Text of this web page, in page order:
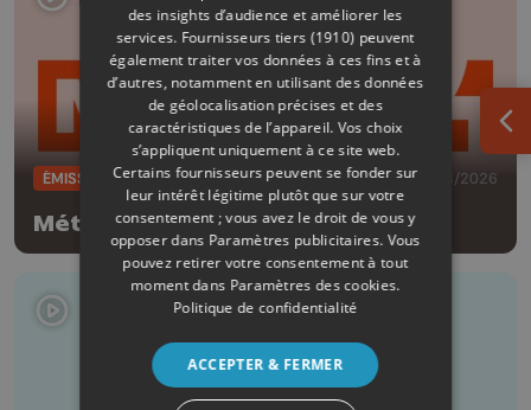
ÉMISSIONS 04/08/2026
Météo Soir - 04/08/2026
des insights d’audience et améliorer les
services. Fournisseurs tiers (1910) peuvent
également traiter vos données à ces fins et à
d’autres, notamment en utilisant des données
de géolocalisation précises et des
caractéristiques de l’appareil. Vos choix
s’appliquent uniquement à ce site web.
Certains fournisseurs peuvent se fonder sur
leur intérêt légitime plutôt que sur votre
consentement ; vous avez le droit de vous y
opposer dans Paramètres publicitaires. Vous
pouvez retirer votre consentement à tout
moment dans Paramètres des cookies.
Politique de confidentialité
ACCEPTER & FERMER